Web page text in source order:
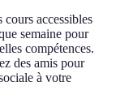
accessibles
semaine pour
compétences.
des amis pour
à votre